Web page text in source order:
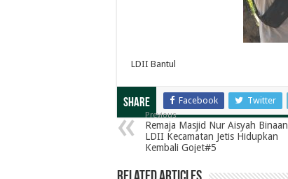
LDII Bantul
Share Facebook Twitter
Previous
Remaja Masjid Nur Aisyah Binaan
LDII Kecamatan Jetis Hidupkan
Kembali Gojet#5